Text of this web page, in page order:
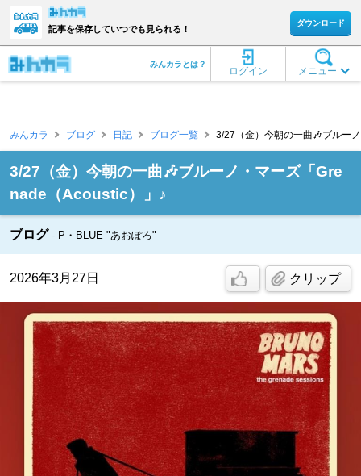
記事を保存していつでも見られる！
ダウンロード
メニュー
ログイン
みんカラとは？
みんカラ ブログ 日記 ブログ一覧 3/27（金）今朝の一曲🎶ブルー
3/27（金）今朝の一曲🎶ブルーノ・マーズ「Gre
nade（Acoustic）」♪
ブログ P・BLUE "あおぽろ"
2026年3月27日 クリップ